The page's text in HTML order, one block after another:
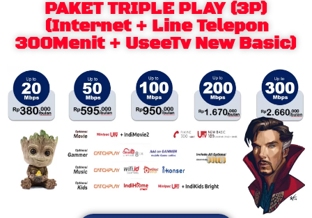
PAKET TRIPLE PLAY (3P)
(Internet + Line Telepon
300Menit + UseeTv New Basic)